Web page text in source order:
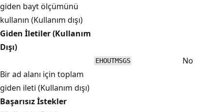
giden bayt ölçümünü
kullanın (Kullanım dışı)
Giden İletiler (Kullanım
Dışı)
Bir ad alanı için toplam
giden ileti (Kullanım dışı)
EHOUTMSGS No
Başarısız İstekler